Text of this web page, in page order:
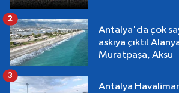
Antalya'da çok
askıya çıktı!
Muratpaşa, Aksu
2
Antalya
3